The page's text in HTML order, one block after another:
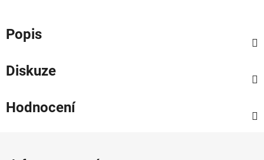
Popis
Diskuze
Hodnocení